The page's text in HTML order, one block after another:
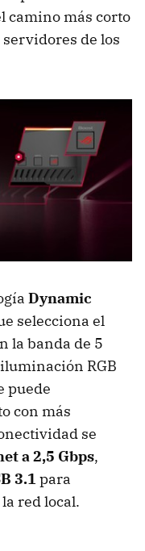
camino más corto
de los
Dynamic
selecciona el
la banda de 5
RGB
puede
con más
se
a 2,5 Gbps,
3.1 para
red local.